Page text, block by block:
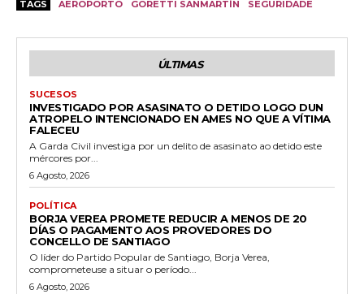
TAGS AEROPORTO GORETTI SANMARTÍN SEGURIDADE
ÚLTIMAS
SUCESOS
INVESTIGADO POR ASASINATO O DETIDO LOGO DUN
ATROPELO INTENCIONADO EN AMES NO QUE A VÍTIMA
FALECEU
A Garda Civil investiga por un delito de asasinato ao detido este
mércores por...
6 Agosto, 2026
POLÍTICA
BORJA VEREA PROMETE REDUCIR A MENOS DE 20
DÍAS O PAGAMENTO AOS PROVEDORES DO
CONCELLO DE SANTIAGO
O líder do Partido Popular de Santiago, Borja Verea,
comprometeuse a situar o período...
6 Agosto, 2026